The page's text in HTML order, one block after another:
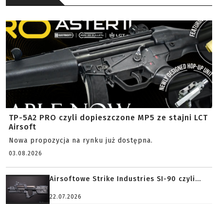
TP-5A2 PRO czyli dopieszczone MP5 ze stajni LCT
Airsoft
Nowa propozycja na rynku już dostępna.
03.08.2026
Airsoftowe Strike Industries SI-90 czyli...
22.07.2026